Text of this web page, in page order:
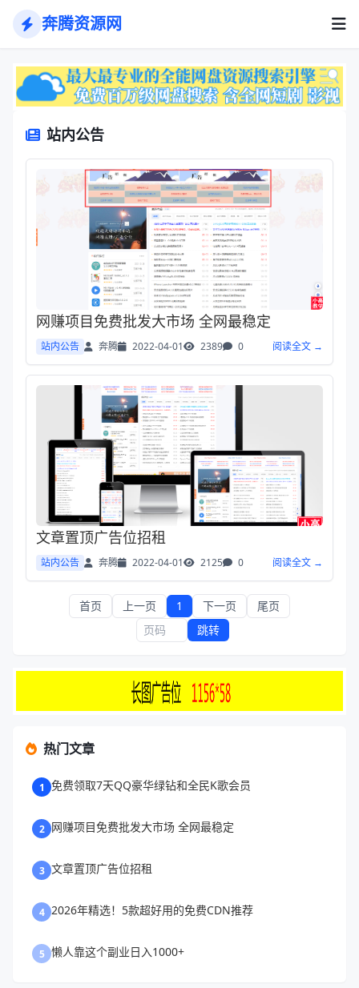
奔腾资源网
站内公告
网赚项目免费批发大市场 全网最稳定
站内公告 奔腾 2022-04-01 2389 0 阅读全文 →
文章置顶广告位招租
站内公告 奔腾 2022-04-01 2125 0 阅读全文 →
首页 上一页 1 下一页
尾页
跳转
热门文章
1 免费领取7天QQ豪华绿钻和全民K歌会员
2 网赚项目免费批发大市场 全网最稳定
3 文章置顶广告位招租
4 2026年精选！5款超好用的免费CDN推荐
5 懒人靠这个副业日入1000+